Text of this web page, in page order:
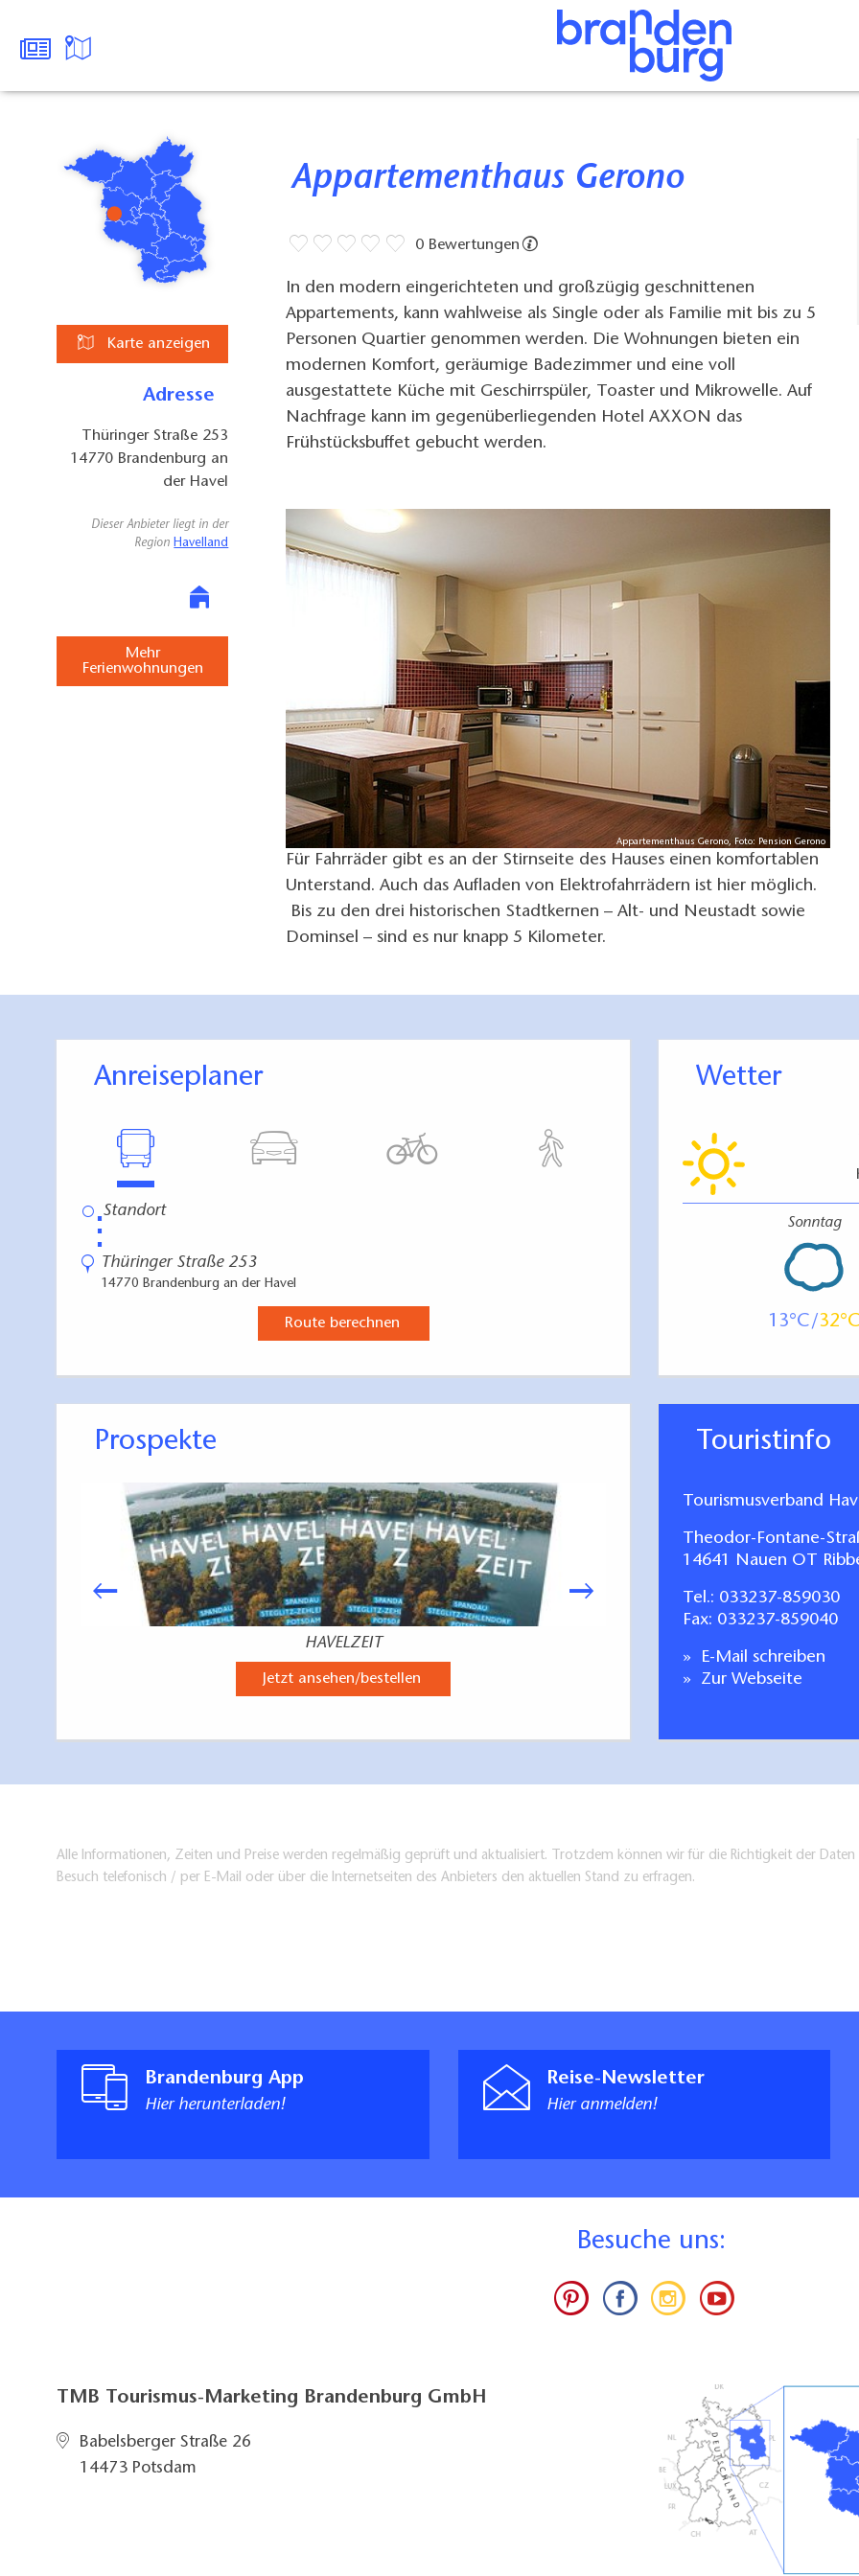
Karte anzeigen
Adresse
Thüringer Straße 253
14770 Brandenburg an
der Havel
Dieser Anbieter liegt in der
Region Havelland
Mehr
Ferienwohnungen
Appartementhaus Gerono
0 Bewertungen
In den modern eingerichteten und großzügig geschnittenen
Appartements, kann wahlweise als Single oder als Familie mit bis zu 5
Personen Quartier genommen werden. Die Wohnungen bieten ein
modernen Komfort, geräumige Badezimmer und eine voll
ausgestattete Küche mit Geschirrspüler, Toaster und Mikrowelle. Auf
Nachfrage kann im gegenüberliegenden Hotel AXXON das
Frühstücksbuffet gebucht werden.
Appartementhaus Gerono, Foto: Pension Gerono
Für Fahrräder gibt es an der Stirnseite des Hauses einen komfortablen
Unterstand. Auch das Aufladen von Elektrofahrrädern ist hier möglich.
Bis zu den drei historischen Stadtkernen – Alt- und Neustadt sowie
Dominsel – sind es nur knapp 5 Kilometer.
Anreiseplaner
⋮
Thüringer Straße 253
14770 Brandenburg an der Havel
Route berechnen
Wetter
Sonntag
13 32
Prospekte
HAVELZEIT
Jetzt ansehen/bestellen Jetzt
Touristinfo
Tourismusverband
Theodor-Fontane-
14641 Nauen OT
Tel.: 033237-859030
Fax: 033237-859040
E-Mail schreiben
Zur Webseite
Alle Informationen, Zeiten und Preise werden regelmäßig geprüft und aktualisiert. Trotzdem können wir für die Richtigkeit der
Besuch telefonisch / per E-Mail oder über die Internetseiten des Anbieters den aktuellen Stand zu erfragen.
Brandenburg App
Hier herunterladen!
Reise-Newsletter
Hier anmelden!
Besuche uns:
TMB Tourismus-Marketing Brandenburg GmbH
Babelsberger Straße 26
14473 Potsdam